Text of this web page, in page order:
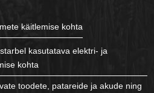
käitlemise kohta
kasutatava elektri- ja
kohta
toodete, patareide ja akude ning